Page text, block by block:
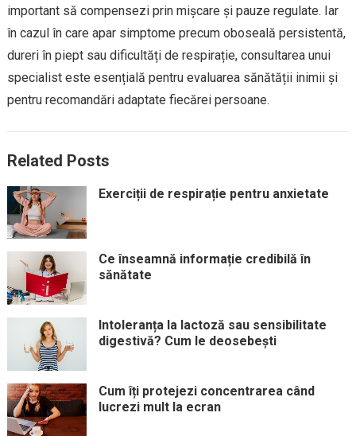
important să compensezi prin mișcare și pauze regulate. Iar
în cazul în care apar simptome precum oboseală persistentă,
dureri în piept sau dificultăți de respirație, consultarea unui
specialist este esențială pentru evaluarea sănătății inimii și
pentru recomandări adaptate fiecărei persoane.
Related Posts
Exerciții de respirație pentru anxietate
Ce înseamnă informație credibilă în
sănătate
Intoleranța la lactoză sau sensibilitate
digestivă? Cum le deosebești
Cum îți protejezi concentrarea când
lucrezi mult la ecran